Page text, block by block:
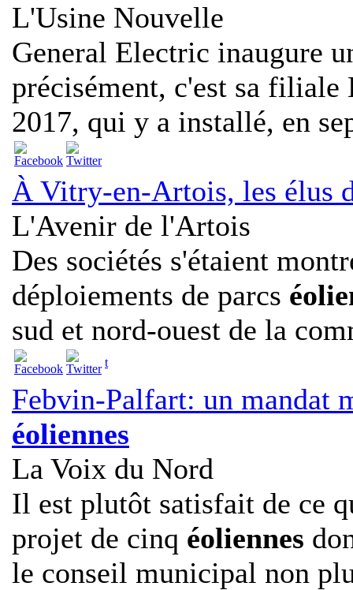
L'Usine Nouvelle
General Electric inaugure
précisément, c'est sa
2017, qui y a installé, en
À Vitry-en-Artois, les élus
L'Avenir de l'Artois
Des sociétés s'étaient
déploiements de parcs
sud et nord-ouest de la
t
Febvin-Palfart: un mandat
éoliennes
La Voix du Nord
Il est plutôt satisfait de ce
projet de cinq éoliennes
le conseil municipal non